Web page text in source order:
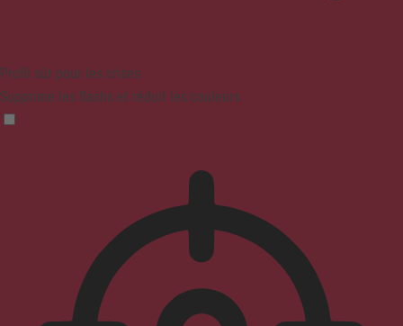
Profil sûr pour les crises
Supprime les flashs et réduit les couleurs